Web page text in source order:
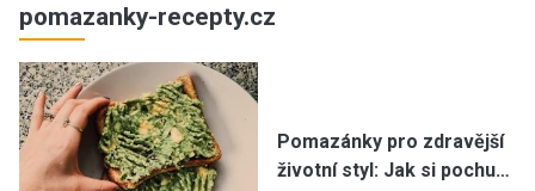
pomazanky-recepty.cz
Pomazánky pro zdravější
životní styl: Jak si pochu…